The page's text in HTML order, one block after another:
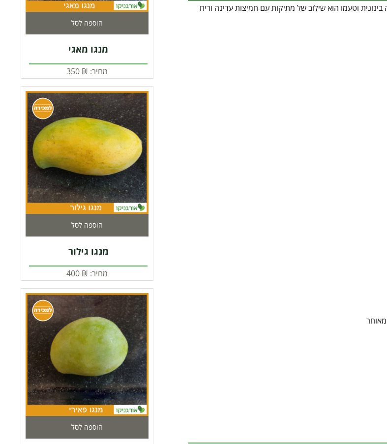
וטעמו הוא שילוב של מתיקות עם חמיצות עדינה וריח
הוספה לסל
מנגו מאגי
מחיר: ₪
הוספה לסל
מנגו גילור
מחיר: ₪
הוספה לסל